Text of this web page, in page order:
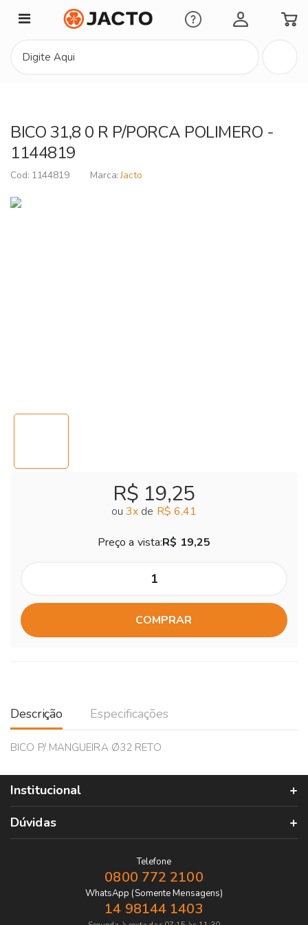
Minha Conta
BICO 31,8 0 R P/PORCA POLIMERO -
1144819
1144819 Jacto
R$ 19,25
ou 3x de R$ 6,41
Preço a vista:R$ 19,25
COMPRAR
Descrição Especificações
BICO P/ MANGUEIRA Ø32 RETO
Institucional
Dúvidas
Telefone
0800 772 2100
WhatsApp (Somente Mensagens)
14 98144 1403